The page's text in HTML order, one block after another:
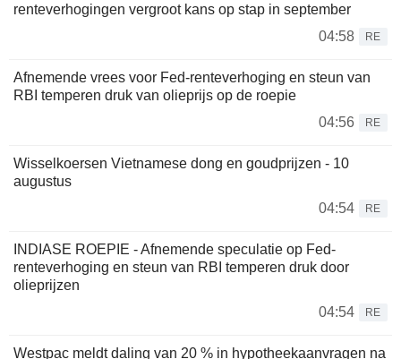
renteverhogingen vergroot kans op stap in september
04:58
RE
Afnemende vrees voor Fed-renteverhoging en steun van
RBI temperen druk van olieprijs op de roepie
04:56
RE
Wisselkoersen Vietnamese dong en goudprijzen - 10
augustus
04:54
RE
INDIASE ROEPIE - Afnemende speculatie op Fed-
renteverhoging en steun van RBI temperen druk door
olieprijzen
04:54
RE
Westpac meldt daling van 20 % in hypotheekaanvragen na